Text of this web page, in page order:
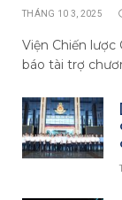
THÁNG 10 3, 2025
Viện Chiến
báo tài trợ